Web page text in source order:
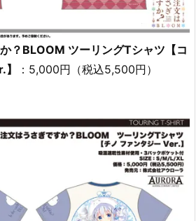
？BLOOM ツーリングTシャツ【コ
：5,000円（税込5,500円）